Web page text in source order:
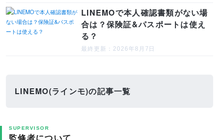
LINEMOで本人確認書類がない場
合は？保険証&パスポートは使え
る？
最終更新：2026年8月7日
LINEMO(ラインモ)の記事一覧
SUPERVISOR
監修者について